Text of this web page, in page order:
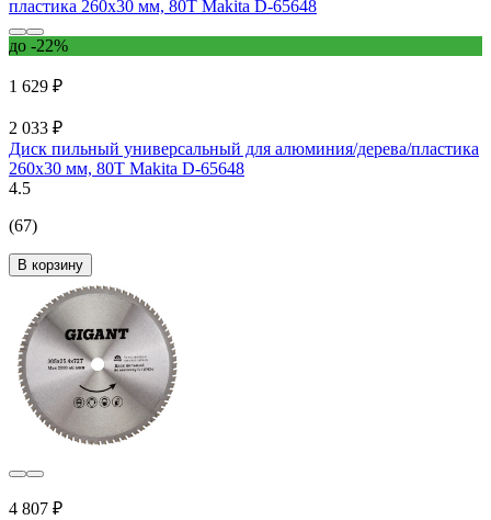
до -22%
1 629 ₽
2 033 ₽
Диск пильный универсальный для алюминия/дерева/пластика
260x30 мм, 80T Makita D-65648
4.5
(67)
В корзину
4 807 ₽